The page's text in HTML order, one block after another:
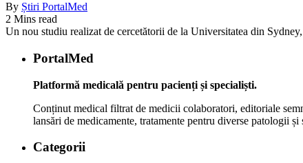
By Știri PortalMed
2 Mins read
Un nou studiu realizat de cercetătorii de la Universitatea din
PortalMed
Platformă medicală pentru pacienți și specialiști.
Conținut medical filtrat de medicii colaboratori, editoriale
lansări de medicamente, tratamente pentru diverse patologii
Categorii